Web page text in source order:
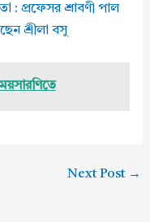
: প্রফেসর শ্রাবণী পাল
শ্রীলা বসু
Next Post →